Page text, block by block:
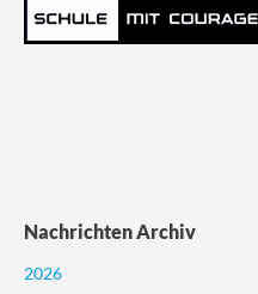
Nachrichten Archiv
2026